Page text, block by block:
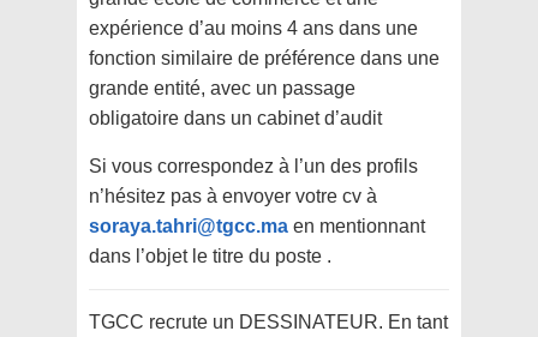
expérience d’au moins 4 ans dans une
fonction similaire de préférence dans une
grande entité, avec un passage
obligatoire dans un cabinet d’audit
Si vous correspondez à l’un des profils
n’hésitez pas à envoyer votre cv à
soraya.tahri@tgcc.ma en mentionnant
dans l’objet le titre du poste .
TGCC recrute un DESSINATEUR. En tant